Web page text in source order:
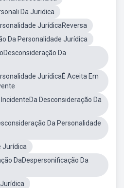
Da Juridica
JurídicaReversa
Da Personalidade Jurídica
Da
JurídicaÉ Aceita Em
Desconsideração Da
Da Personalidade
Jurídica
DaDespersonificação Da